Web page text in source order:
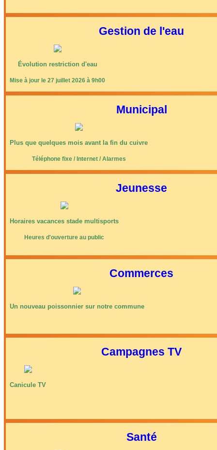
Gestion de l'eau
Évolution restriction d'eau
Mise à jour le 27 juillet 2026 à 9h00
Municipal
Plus que quelques mois avant la fin du cuivre
Téléphone fixe / Internet / Alarmes
Jeunesse
Horaires vacances stade multisports
Heures d'ouverture au public
Commerces
Un nouveau poissonnier sur notre commune
Campagnes TV
Canicule TV
Santé